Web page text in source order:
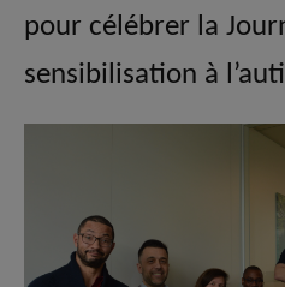
pour célébrer la
sensibilisation à